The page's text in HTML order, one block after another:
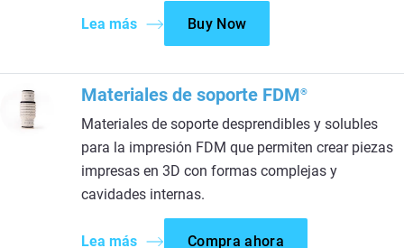
Lea más Buy Now
Materiales de soporte FDM®
Materiales de soporte desprendibles y solubles
para la impresión FDM que permiten crear piezas
impresas en 3D con formas complejas y
cavidades internas.
Lea más Compra ahora